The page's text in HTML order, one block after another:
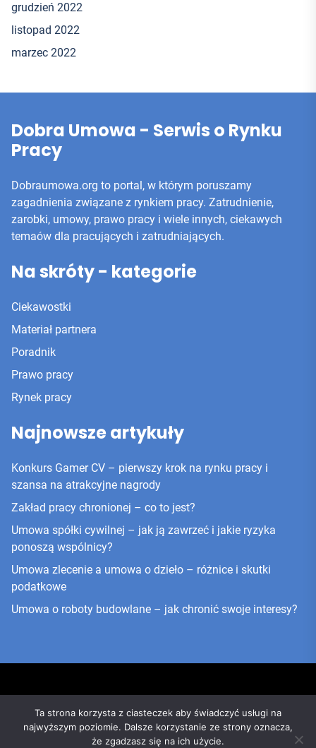
grudzień 2022
listopad 2022
marzec 2022
Dobra Umowa - Serwis o Rynku
Pracy
Dobraumowa.org to portal, w którym poruszamy
zagadnienia związane z rynkiem pracy. Zatrudnienie,
zarobki, umowy, prawo pracy i wiele innych, ciekawych
temaów dla pracujących i zatrudniających.
Na skróty - kategorie
Ciekawostki
Materiał partnera
Poradnik
Prawo pracy
Rynek pracy
Najnowsze artykuły
Konkurs Gamer CV – pierwszy krok na rynku pracy i
szansa na atrakcyjne nagrody
Zakład pracy chronionej – co to jest?
Umowa spółki cywilnej – jak ją zawrzeć i jakie ryzyka
ponoszą wspólnicy?
Umowa zlecenie a umowa o dzieło – różnice i skutki
podatkowe
Umowa o roboty budowlane – jak chronić swoje interesy?
Ta strona korzysta z ciasteczek aby świadczyć usługi na
najwyższym poziomie. Dalsze korzystanie ze strony oznacza,
że zgadzasz się na ich użycie.